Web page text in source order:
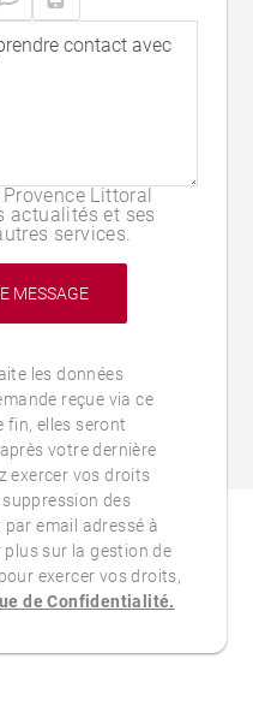
Littoral
actualités et ses
services.
les données
reçue via ce
fin, elles seront
votre dernière
exercer vos droits
des
email adressé à
sur la gestion de
exercer vos droits,
de Confidentialité.